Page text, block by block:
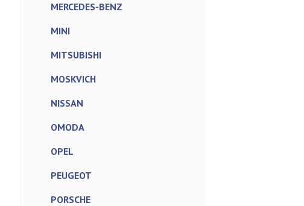
MERCEDES-BENZ
MINI
MITSUBISHI
MOSKVICH
NISSAN
OMODA
OPEL
PEUGEOT
PORSCHE